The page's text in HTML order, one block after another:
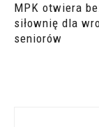
MPK otwiera
siłownię dla
seniorów